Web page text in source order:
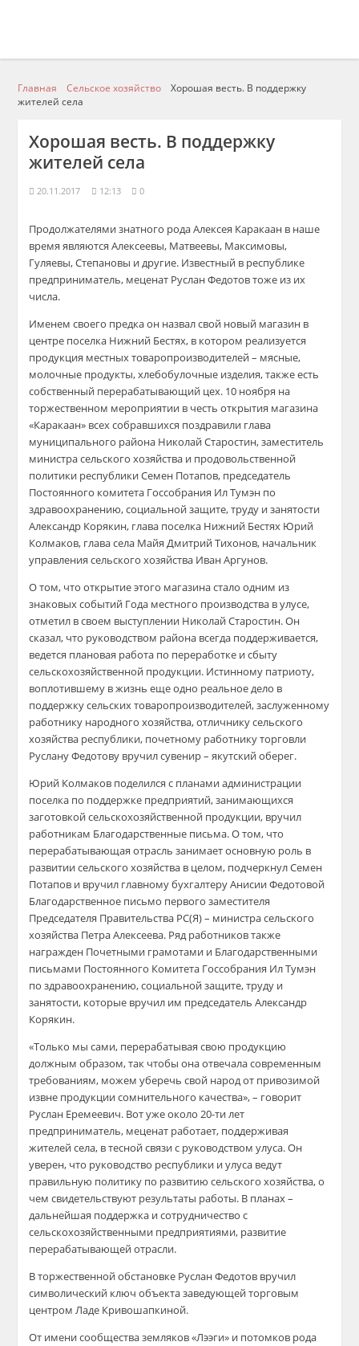
Главная Сельское хозяйство
Хорошая весть. В поддержку
жителей села
Хорошая весть. В поддержку
жителей села
20.11.2017 12:13 0
Продолжателями знатного рода Алексея Каракаан в наше
время являются Алексеевы, Матвеевы, Максимовы,
Гуляевы, Степановы и другие. Известный в республике
предприниматель, меценат Руслан Федотов тоже из их
числа.
Именем своего предка он назвал свой новый магазин в
центре поселка Нижний Бестях, в котором реализуется
продукция местных товаропроизводителей – мясные,
молочные продукты, хлебобулочные изделия, также есть
собственный перерабатывающий цех. 10 ноября на
торжественном мероприятии в честь открытия магазина
«Каракаан» всех собравшихся поздравили глава
муниципального района Николай Старостин, заместитель
министра сельского хозяйства и продовольственной
политики республики Семен Потапов, председатель
Постоянного комитета Госсобрания Ил Тумэн по
здравоохранению, социальной защите, труду и занятости
Александр Корякин, глава поселка Нижний Бестях Юрий
Колмаков, глава села Майя Дмитрий Тихонов, начальник
управления сельского хозяйства Иван Аргунов.
О том, что открытие этого магазина стало одним из
знаковых событий Года местного производства в улусе,
отметил в своем выступлении Николай Старостин. Он
сказал, что руководством района всегда поддерживается,
ведется плановая работа по переработке и сбыту
сельскохозяйственной продукции. Истинному патриоту,
воплотившему в жизнь еще одно реальное дело в
поддержку сельских товаропроизводителей, заслуженному
работнику народного хозяйства, отличнику сельского
хозяйства республики, почетному работнику торговли
Руслану Федотову вручил сувенир – якутский оберег.
Юрий Колмаков поделился с планами администрации
поселка по поддержке предприятий, занимающихся
заготовкой сельскохозяйственной продукции, вручил
работникам Благодарственные письма. О том, что
перерабатывающая отрасль занимает основную роль в
развитии сельского хозяйства в целом, подчеркнул Семен
Потапов и вручил главному бухгалтеру Анисии Федотовой
Благодарственное письмо первого заместителя
Председателя Правительства РС(Я) – министра сельского
хозяйства Петра Алексеева. Ряд работников также
награжден Почетными грамотами и Благодарственными
письмами Постоянного Комитета Госсобрания Ил Тумэн
по здравоохранению, социальной защите, труду и
занятости, которые вручил им председатель Александр
Корякин.
«Только мы сами, перерабатывая свою продукцию
должным образом, так чтобы она отвечала современным
требованиям, можем уберечь свой народ от привозимой
извне продукции сомнительного качества», – говорит
Руслан Еремеевич. Вот уже около 20-ти лет
предприниматель, меценат работает, поддерживая
жителей села, в тесной связи с руководством улуса. Он
уверен, что руководство республики и улуса ведут
правильную политику по развитию сельского хозяйства, о
чем свидетельствуют результаты работы. В планах –
дальнейшая поддержка и сотрудничество с
сельскохозяйственными предприятиями, развитие
перерабатывающей отрасли.
В торжественной обстановке Руслан Федотов вручил
символический ключ объекта заведующей торговым
центром Ладе Кривошапкиной.
От имени сообщества земляков «Лээги» и потомков рода